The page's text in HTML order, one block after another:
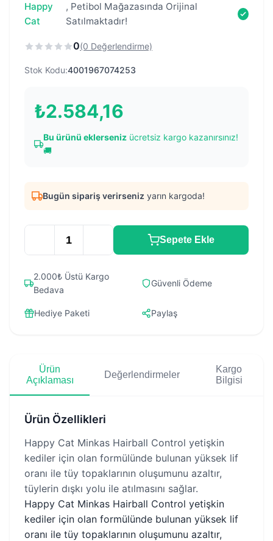
Happy
Cat
, Petibol Mağazasında Orijinal
Satılmaktadır!
0(0 Değerlendirme)
Stok Kodu:4001967074253
₺2.584,16
Bu ürünü eklerseniz ücretsiz kargo kazanırsınız!
🚚
Bugün sipariş verirseniz yarın kargoda!
Sepete Ekle
2.000₺ Üstü Kargo
Bedava
Güvenli Ödeme
Hediye Paketi Paylaş
Ürün
Açıklaması
Değerlendirmeler
Kargo
Bilgisi
Ürün Özellikleri
Happy Cat Minkas Hairball Control yetişkin
kediler için olan formülünde bulunan yüksek lif
oranı ile tüy topaklarının oluşumunu azaltır,
tüylerin dışkı yolu ile atılmasını sağlar.
Happy Cat Minkas Hairball Control yetişkin
kediler için olan formülünde bulunan yüksek lif
oranı ile tüy topaklarının oluşumunu azaltır,